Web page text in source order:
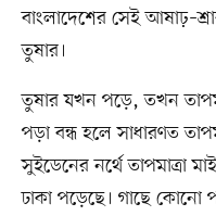
বাংলাদেশের সেই
তুষার।
তুষার যখন পড়ে, তখন
পড়া বন্ধ হলে সাধারণত
সুইডেনের নর্থে তাপমাত্রা
ঢাকা পড়েছে। গাছে কোনো